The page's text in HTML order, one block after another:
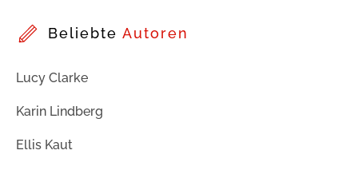
Beliebte Autoren
Lucy Clarke
Karin Lindberg
Ellis Kaut